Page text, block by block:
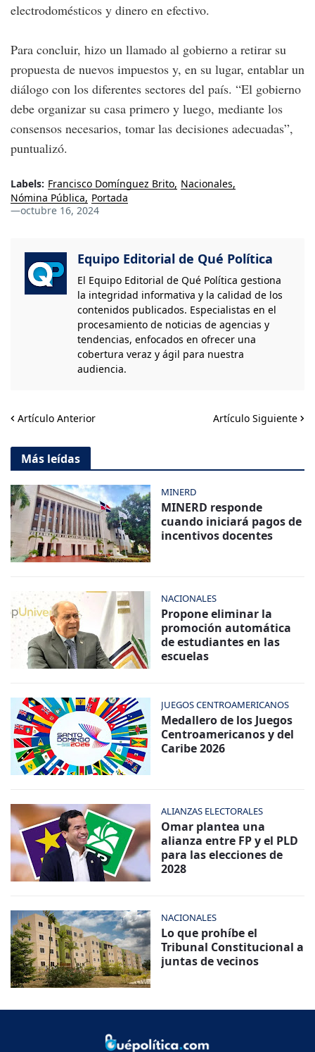
electrodomésticos y dinero en efectivo.
Para concluir, hizo un llamado al gobierno a retirar su
propuesta de nuevos impuestos y, en su lugar, entablar un
diálogo con los diferentes sectores del país. “El gobierno
debe organizar su casa primero y luego, mediante los
consensos necesarios, tomar las decisiones adecuadas”,
puntualizó.
Labels: Francisco Domínguez Brito Nacionales
Nómina Pública Portada
—octubre 16, 2024
Equipo Editorial de Qué Política
El Equipo Editorial de Qué Política gestiona
la integridad informativa y la calidad de los
contenidos publicados. Especialistas en el
procesamiento de noticias de agencias y
tendencias, enfocados en ofrecer una
cobertura veraz y ágil para nuestra
audiencia.
Artículo Anterior Artículo Siguiente
Más leídas
MINERD
MINERD responde
cuando iniciará pagos de
incentivos docentes
NACIONALES
Propone eliminar la
promoción automática
de estudiantes en las
escuelas
JUEGOS CENTROAMERICANOS
Medallero de los Juegos
Centroamericanos y del
Caribe 2026
ALIANZAS ELECTORALES
Omar plantea una
alianza entre FP y el PLD
para las elecciones de
2028
NACIONALES
Lo que prohíbe el
Tribunal Constitucional a
juntas de vecinos